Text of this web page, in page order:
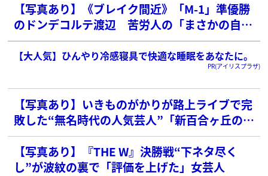
【写真あり】《ブレイク間近》「M-1」準優勝
のドンデコルテ渡辺 苦労人の「まさかの自
宅」と「驚愕の家賃」
【大人気】ひんやり冷感寝具で快適な睡眠をあなたに。
PR(アイリスプラザ)
【写真あり】いきものがかりが路上ライブで完
敗した“無名時代の人気芸人”「新百合ヶ丘の天
才」と水野も絶賛
【写真あり】『THE W』決勝戦“下ネタ尽く
し”が波紋の裏で「評価を上げた」女芸人